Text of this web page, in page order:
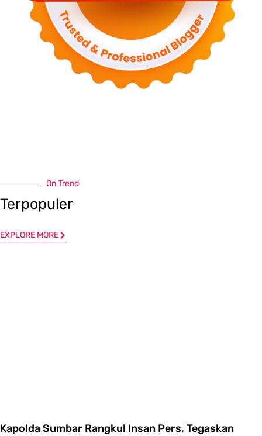
On Trend
Terpopuler
EXPLORE MORE
Kapolda Sumbar Rangkul Insan Pers, Tegaskan